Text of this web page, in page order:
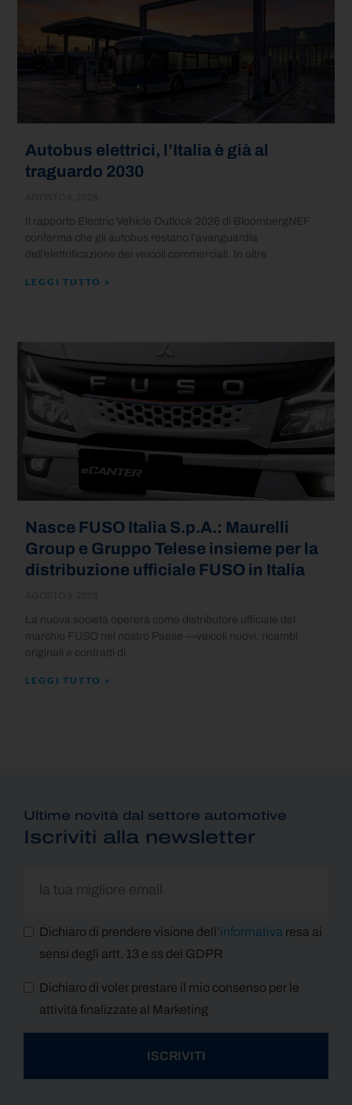
Autobus elettrici, l’Italia è già al
traguardo 2030
Il rapporto Electric Vehicle Outlook 2026 di BloombergNEF
conferma che gli autobus restano l’avanguardia
dell’elettrificazione dei veicoli commerciali. In oltre
LEGGI TUTTO »
Nasce FUSO Italia S.p.A.: Maurelli
Group e Gruppo Telese insieme per la
distribuzione ufficiale FUSO in Italia
La nuova società opererà come distributore ufficiale del
marchio FUSO nel nostro Paese —veicoli nuovi, ricambi
originali e contratti di
LEGGI TUTTO »
Ultime novità dal settore automotive
Iscriviti alla newsletter
Dichiaro di prendere visione dell’informativa resa ai
sensi degli artt. 13 e ss del GDPR
Dichiaro di voler prestare il mio consenso per le
attività finalizzate al Marketing
ISCRIVITI